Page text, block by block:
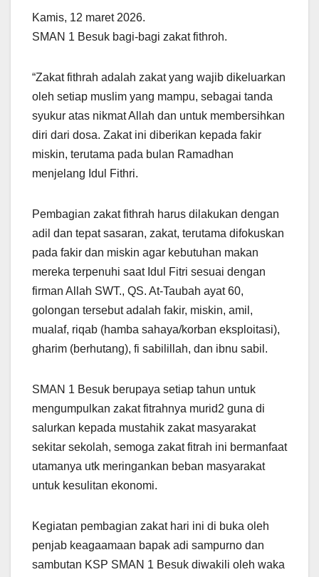
Kamis, 12 maret 2026.
SMAN 1 Besuk bagi-bagi zakat fithroh.
“Zakat fithrah adalah zakat yang wajib dikeluarkan
oleh setiap muslim yang mampu, sebagai tanda
syukur atas nikmat Allah dan untuk membersihkan
diri dari dosa. Zakat ini diberikan kepada fakir
miskin, terutama pada bulan Ramadhan
menjelang Idul Fithri.
Pembagian zakat fithrah harus dilakukan dengan
adil dan tepat sasaran, zakat, terutama difokuskan
pada fakir dan miskin agar kebutuhan makan
mereka terpenuhi saat Idul Fitri sesuai dengan
firman Allah SWT., QS. At-Taubah ayat 60,
golongan tersebut adalah fakir, miskin, amil,
mualaf, riqab (hamba sahaya/korban eksploitasi),
gharim (berhutang), fi sabilillah, dan ibnu sabil.
SMAN 1 Besuk berupaya setiap tahun untuk
mengumpulkan zakat fitrahnya murid2 guna di
salurkan kepada mustahik zakat masyarakat
sekitar sekolah, semoga zakat fitrah ini bermanfaat
utamanya utk meringankan beban masyarakat
untuk kesulitan ekonomi.
Kegiatan pembagian zakat hari ini di buka oleh
penjab keagaamaan bapak adi sampurno dan
sambutan KSP SMAN 1 Besuk diwakili oleh waka